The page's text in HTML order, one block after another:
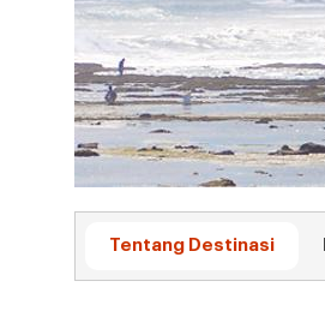
Tentang Destinasi